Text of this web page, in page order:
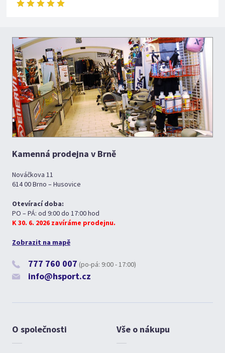
Kamenná prodejna v Brně
Nováčkova 11
614 00 Brno – Husovice
Otevírací doba:
PO – PÁ: od 9:00 do 17:00 hod
K 30. 6. 2026 zavíráme prodejnu.
Zobrazit na mapě
777 760 007 (po-pá: 9:00 - 17:00)
info@hsport.cz
O společnosti Vše o nákupu